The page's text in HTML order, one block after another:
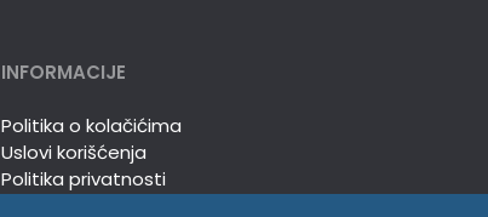
INFORMACIJE
Politika o kolačićima
Uslovi korišćenja
Politika privatnosti